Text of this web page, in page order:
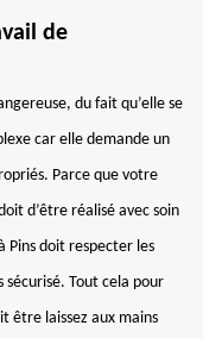
de
du fait qu’elle se
car elle demande un
Parce que votre
d’être réalisé avec soin
Pins doit respecter les
sécurisé. Tout cela pour
être laissez aux mains